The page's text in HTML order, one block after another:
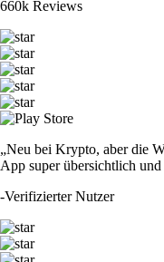
660k Reviews
„Neu bei Krypto, aber die
App super übersichtlich
-Verifizierter Nutzer